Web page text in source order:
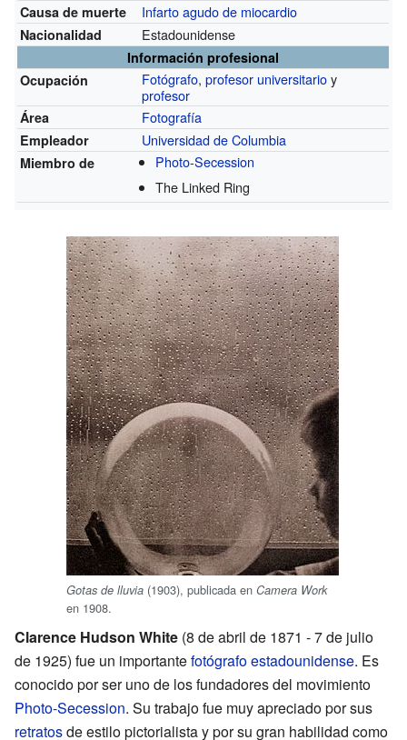
Causa de muerte Infarto agudo de miocardio
Nacionalidad Estadounidense
Información profesional
Ocupación
Fotógrafo,profesor universitarioy
profesor
Área Fotografía
Empleador Universidad de Columbia
Miembro de
Photo-Secession
The Linked Ring
Gotas de lluvia (1903), publicada en Camera Work
en 1908.
Clarence Hudson White (8 de abril de 1871 - 7 de julio
de 1925) fue un importantefotógrafoestadounidense. Es
conocido por ser uno de los fundadores del movimiento
Photo-Secession. Su trabajo fue muy apreciado por sus
retratosde estilo pictorialista y por su gran habilidad como